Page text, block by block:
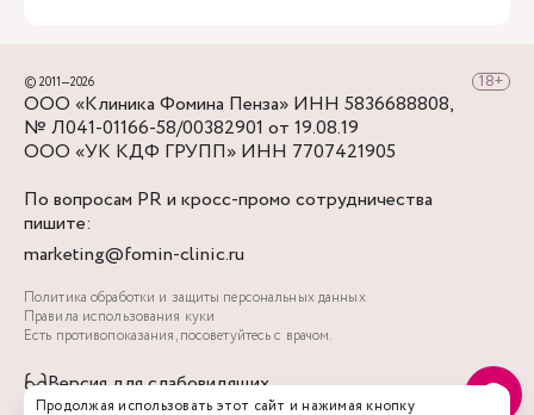
© 2011—2026
ООО «Клиника Фомина Пенза» ИНН 5836688808,
№ Л041-01166-58/00382901 от 19.08.19
ООО «УК КДФ ГРУПП» ИНН 7707421905
По вопросам PR и кросс-промо сотрудничества
пишите:
marketing@fomin-clinic.ru
Политика обработки и защиты персональных данных
Правила использования куки
Есть противопоказания, посоветуйтесь с врачом.
Версия для слабовидящих
Продолжая использовать этот сайт и нажимая кнопку